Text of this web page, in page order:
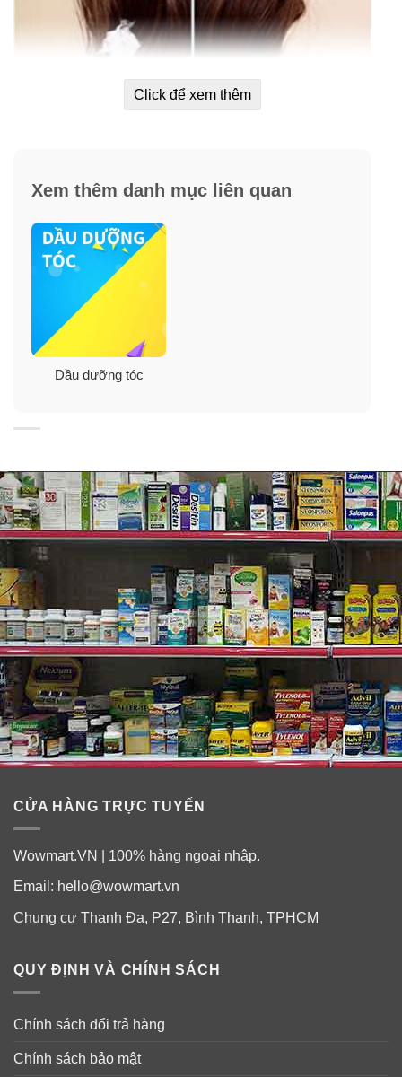
Tạo lớp màng bảo vệ ngăn mái tóc hư tổn. Giảm thiểu độ
Lợi ích:
Bảo vệ mái tóc của bạn khỏi bụi mịn và các tác nhân
gây hại từ môi trường.
Phủ lớp biểu bì tóc của bạn để ngăn tóc của bạn bị
hư hại.
Hỗn hợp “7X Golden Oil” với 7 thành phần
tinh dầu vàng tự nhiên:
✓Argan và Marula bảo vệ tóc khỏi hư tổn.
✓Olive và Camellia nuôi dưỡng mái tóc.
✓Jojoba dưỡng ẩm.
✓Apricot cho tóc sáng bóng, sóng sánh, quyến rũ.
✓Coconut tạo lớp màng chắn bảo vệ các tác nhân gây
hại tổn thương đến mái tóc và khóa ẩm.
cho mái tóc: Bảo vệ – Nuôi dưỡng – Giữ ẩm – Tăng khả
năng phục hồi tóc hư tổn, khô xơ, chẻ ngọn, rối bời để tóc
được bóng khỏe, suôn mượt.
Thành phần của Serum dưỡng tóc Mise En
Click để xem thêm
Xem thêm danh mục liên quan
Dầu dưỡng tóc
CỬA HÀNG TRỰC TUYẾN
Wowmart.VN | 100% hàng ngoại nhập.
Email: hello@wowmart.vn
Chung cư Thanh Đa, P27, Bình Thạnh, TPHCM
QUY ĐỊNH VÀ CHÍNH SÁCH
Chính sách đổi trả hàng
Chính sách bảo mật